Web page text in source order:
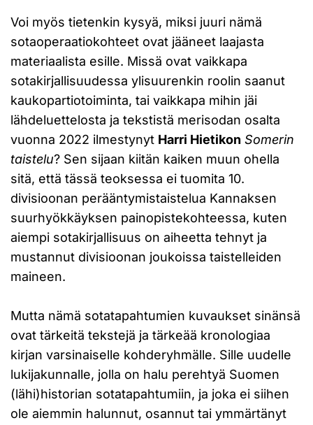
Voi myös tietenkin kysyä, miksi juuri nämä
sotaoperaatiokohteet ovat jääneet laajasta
materiaalista esille. Missä ovat vaikkapa
sotakirjallisuudessa ylisuurenkin roolin saanut
kaukopartiotoiminta, tai vaikkapa mihin jäi
lähdeluettelosta ja tekstistä merisodan osalta
vuonna 2022 ilmestynyt Harri Hietikon Somerin
taistelu? Sen sijaan kiitän kaiken muun ohella
sitä, että tässä teoksessa ei tuomita 10.
divisioonan perääntymistaistelua Kannaksen
suurhyökkäyksen painopistekohteessa, kuten
aiempi sotakirjallisuus on aiheetta tehnyt ja
mustannut divisioonan joukoissa taistelleiden
maineen.
Mutta nämä sotatapahtumien kuvaukset sinänsä
ovat tärkeitä tekstejä ja tärkeää kronologiaa
kirjan varsinaiselle kohderyhmälle. Sille uudelle
lukijakunnalle, jolla on halu perehtyä Suomen
(lähi)historian sotatapahtumiin, ja joka ei siihen
ole aiemmin halunnut, osannut tai ymmärtänyt